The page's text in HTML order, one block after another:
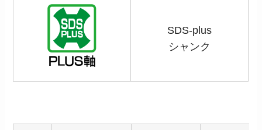
SDS-plus
シャンク